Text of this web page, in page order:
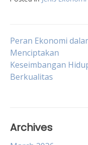
Post
Peran Ekonomi
Menciptakan
Keseimbangan
Berkualitas
Archives